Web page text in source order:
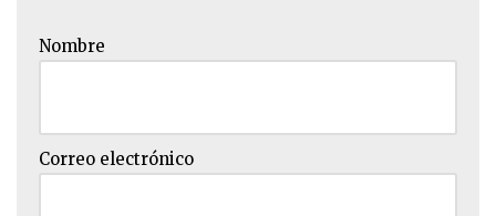
Nombre
Correo electrónico